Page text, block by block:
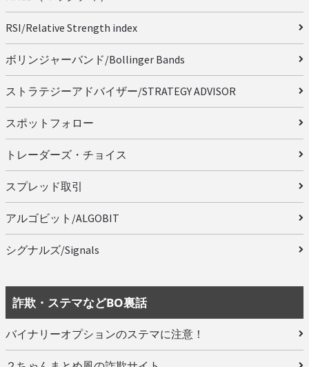
RSI/Relative Strength index
ボリンジャーバンド/Bollinger Bands
ストラテジーアドバイザー/STRATEGY ADVISOR
スポットフォロー
トレーダーズ・チョイス
スプレッド取引
アルゴビット/ALGOBIT
シグナルズ/Signals
詐欺・ステマなどBO裏話
バイナリーオプションのステマに注意！